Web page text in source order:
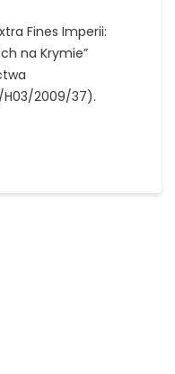
Fines Imperii:
na Krymie”
H03/2009/37).